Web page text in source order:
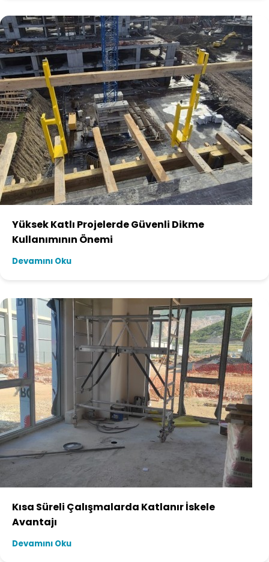
Yüksek Katlı Projelerde Güvenli Dikme
Kullanımının Önemi
Devamını Oku
Kısa Süreli Çalışmalarda Katlanır İskele
Avantajı
Devamını Oku